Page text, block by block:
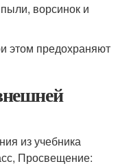
ворсинок и
этом предохраняют
из учебника
Просвещение: